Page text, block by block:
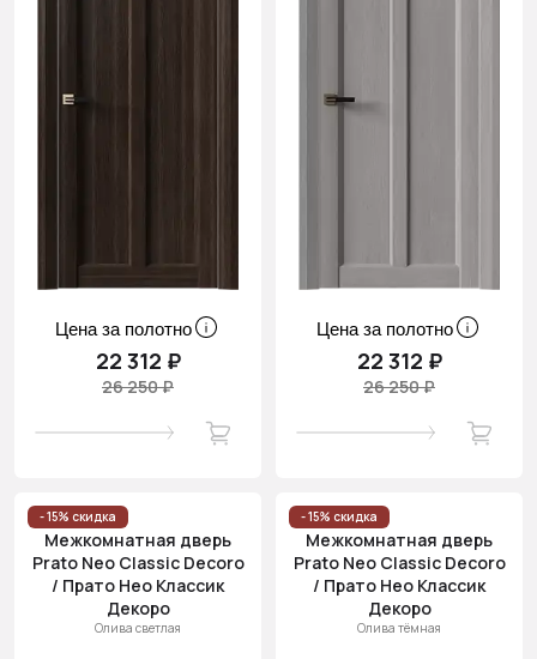
Цена за полотно
22 312 ₽
26 250 ₽
Цена за полотно
22 312 ₽
26 250 ₽
- 15% скидка
Межкомнатная дверь
Prato Neo Classic Decoro
/ Прато Нео Классик
Декоро
Олива светлая
- 15% скидка
Межкомнатная дверь
Prato Neo Classic Decoro
/ Прато Нео Классик
Декоро
Олива тёмная